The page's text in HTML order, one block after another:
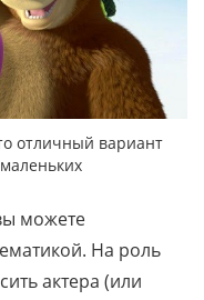
отличный вариант
можете
На роль
актера (или